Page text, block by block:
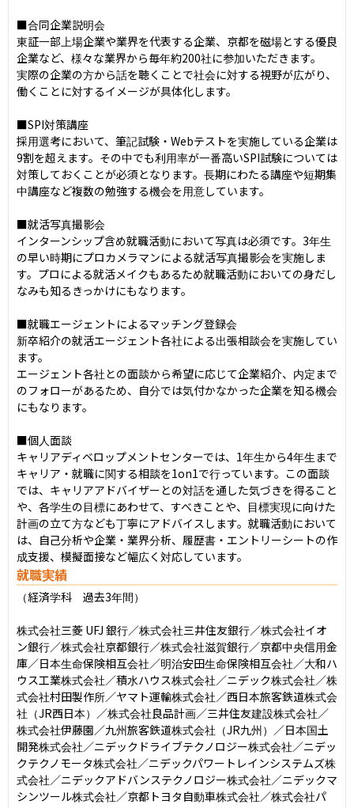
■合同企業説明会
東証一部上場企業や業界を代表する企業、京都を磁場とする優良
企業など、様々な業界から毎年約200社に参加いただきます。
実際の企業の方から話を聴くことで社会に対する視野が広がり、
働くことに対するイメージが具体化します。
■SPI対策講座
採用選考において、筆記試験・Webテストを実施している企業は
9割を超えます。その中でも利用率が一番高いSPI試験については
対策しておくことが必須となります。長期にわたる講座や短期集
中講座など複数の勉強する機会を用意しています。
■就活写真撮影会
インターンシップ含め就職活動において写真は必須です。3年生
の早い時期にプロカメラマンによる就活写真撮影会を実施しま
す。プロによる就活メイクもあるため就職活動においての身だし
なみも知るきっかけにもなります。
■就職エージェントによるマッチング登録会
新卒紹介の就活エージェント各社による出張相談会を実施してい
ます。
エージェント各社との面談から希望に応じて企業紹介、内定まで
のフォローがあるため、自分では気付かなかった企業を知る機会
にもなります。
■個人面談
キャリアディベロップメントセンターでは、1年生から4年生まで
キャリア・就職に関する相談を1on1で行っています。この面談
では、キャリアアドバイザーとの対話を通した気づきを得ること
や、各学生の目標にあわせて、すべきことや、目標実現に向けた
計画の立て方なども丁寧にアドバイスします。就職活動において
は、自己分析や企業・業界分析、履歴書・エントリーシートの作
成支援、模擬面接など幅広く対応しています。
就職実績
（経済学科　過去3年間）
株式会社三菱 UFJ 銀行／株式会社三井住友銀行／株式会社イオ
ン銀行／株式会社京都銀行／株式会社滋賀銀行／京都中央信用金
庫／日本生命保険相互会社／明治安田生命保険相互会社／大和ハ
ウス工業株式会社／積水ハウス株式会社／ニデック株式会社／株
式会社村田製作所／ヤマト運輸株式会社／西日本旅客鉄道株式会
社（JR西日本）／株式会社良品計画／三井住友建設株式会社／
株式会社伊藤園／九州旅客鉄道株式会社（JR九州）／日本国土
開発株式会社／ニデックドライブテクノロジー株式会社／ニデッ
クテクノモータ株式会社／ニデックパワートレインシステムズ株
式会社／ニデックアドバンステクノロジー株式会社／ニデックマ
シンツール株式会社／京都トヨタ自動車株式会社／株式会社パ